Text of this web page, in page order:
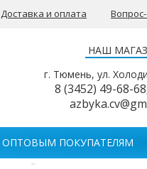
Доставка и оплата
НАШ
г. Тюмень, ул.
8 (3452) 49-68-68
ОПТОВЫМ ПОКУПАТЕЛЯМ